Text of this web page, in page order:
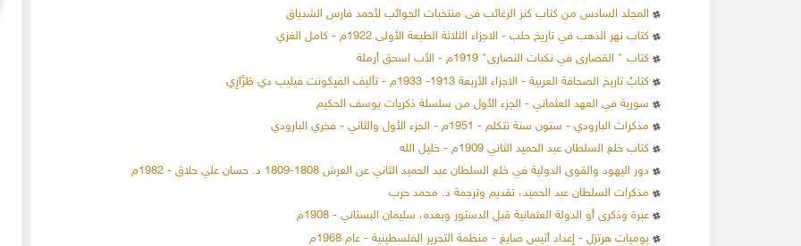
المجلد السادس من كتاب كنز الرغائب فى منتخبات الجوائب لأحمد فارس الشدياق
كتاب نهر الذهب في تاريخ حلب - الاجزاء الثلاثة الطبعة الأولى 1922م - كامل الغزي
كتاب " القصارى في نكبات النصارى" 1919م - الأب اسحق أرملة
كتابُ تاريخ الصحافة العربية - الاجزاء الأربعة 1913- 1933م - تأليف الفيكونت فيليب دي طَرَّازِي
سورية في العهد العثماني - الجزء الأول من سلسلة ذكريات يوسف الحكيم
مذكرات البارودي - ستون سنة تتكلم - 1951م - الجزء الأول والثاني - فخري البارودي
كتاب خلع السلطان عبد الحميد الثاني 1909م - خليل الله
دور اليهود والقوى الدولية في خلع السلطان عبد الحميد الثاني عن العرش 1808-1809 د. حسان علي حلاق - 1982م
مذكرات السلطان عبد الحميد، تقديم وترجمة د. محمد حرب
عبرة وذكرى أو الدولة العثمانية قبل الدستور وبعده، سليمان البستاني - 1908م
يوميات هرتزل - إعداد أنيس صايغ - منظمة التحرير الفلسطينية - عام 1968م
الاحتلال البريطاني لسوريا 1918
عند انتهاء الحرب العالمية الأولى عام 1918، انسحبت
القوات التركية وحلفاءها الألمان من سوريا، و قد كان
تعدادهم قد وصل إلى عشرة آلاف جندي ألماني، وخمسة
عشر ألف جندي تركي، وحوالي اثنا عشر ألف جندي عربي
موالين للعثمانيينالمزيد
ما لم ينشر عن "الطقس الاسكتلندي الماسوني "
لا تزال الأسئلة والتكهنات كثيرة حول نشوء تنظيم
"الماسونية" السري والذي يعرف باسم "عشيرة البناؤون